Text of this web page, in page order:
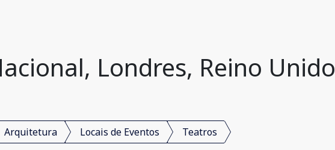
Londres, Reino Unido
Arquitetura Locais de Eventos Teatros